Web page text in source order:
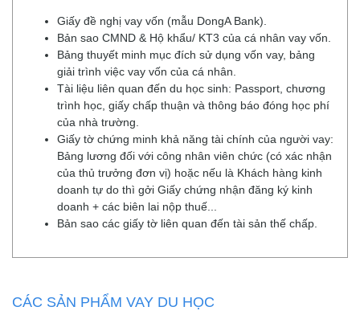
Giấy đề nghị vay vốn (mẫu DongA Bank).
Bản sao CMND & Hộ khẩu/ KT3 của cá nhân vay vốn.
Bảng thuyết minh mục đích sử dụng vốn vay, bảng
giải trình việc vay vốn của cá nhân.
Tài liệu liên quan đến du học sinh: Passport, chương
trình học, giấy chấp thuận và thông báo đóng học phí
của nhà trường.
Giấy tờ chứng minh khả năng tài chính của người vay:
Bảng lương đối với công nhân viên chức (có xác nhận
của thủ trưởng đơn vị) hoặc nếu là Khách hàng kinh
doanh tự do thì gởi Giấy chứng nhận đăng ký kinh
doanh + các biên lai nộp thuế...
Bản sao các giấy tờ liên quan đến tài sản thế chấp.
CÁC SẢN PHẨM VAY DU HỌC